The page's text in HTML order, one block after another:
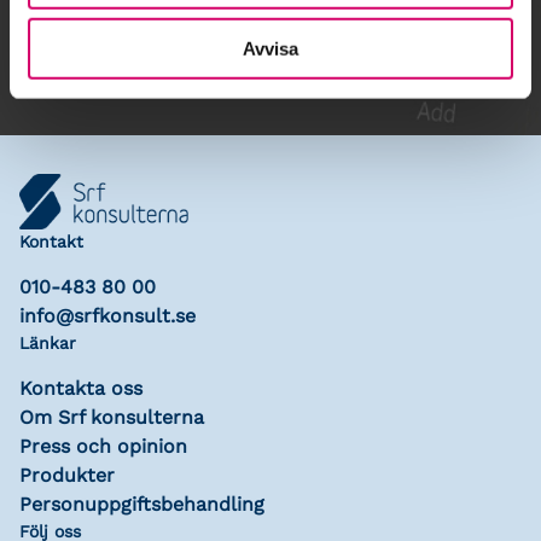
Avvisa
Lägg till i kalender
Kontakt
010-483 80 00
info@srfkonsult.se
Länkar
Kontakta oss
Om Srf konsulterna
Press och opinion
Produkter
Personuppgiftsbehandling
Följ oss